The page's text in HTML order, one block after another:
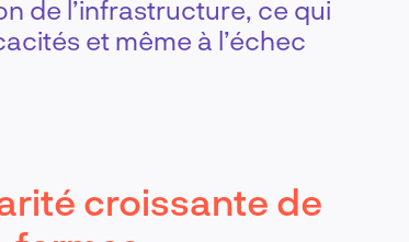
de l’infrastructure, ce qui
et même à l’échec
croissante de